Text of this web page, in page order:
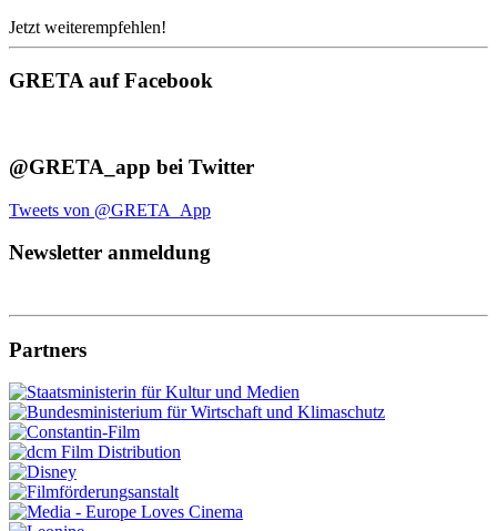
Jetzt weiterempfehlen!
GRETA auf Facebook
@GRETA_app bei Twitter
Tweets von @GRETA_App
Newsletter anmeldung
Partners